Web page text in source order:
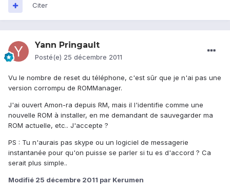
Citer
Yann Pringault
Posté(e) 25 décembre 2011
Vu le nombre de reset du téléphone, c'est sûr que je n'ai pas une
version corrompu de ROMManager.
J'ai ouvert Amon-ra depuis RM, mais il l'identifie comme une
nouvelle ROM à installer, en me demandant de sauvegarder ma
ROM actuelle, etc.. J'accepte ?
PS : Tu n'aurais pas skype ou un logiciel de messagerie
instantanée pour qu'on puisse se parler si tu es d'accord ? Ca
serait plus simple..
Modifié 25 décembre 2011 par Kerumen